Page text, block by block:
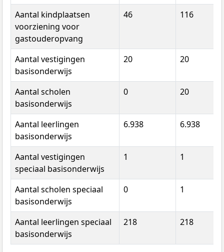
Aantal kindplaatsen
voorziening voor
gastouderopvang
46 116
Aantal vestigingen
basisonderwijs
20 20
Aantal scholen
basisonderwijs
0 20
Aantal leerlingen
basisonderwijs
6.938 6.938
Aantal vestigingen
speciaal basisonderwijs
1 1
Aantal scholen speciaal
basisonderwijs
0 1
Aantal leerlingen speciaal
basisonderwijs
218 218